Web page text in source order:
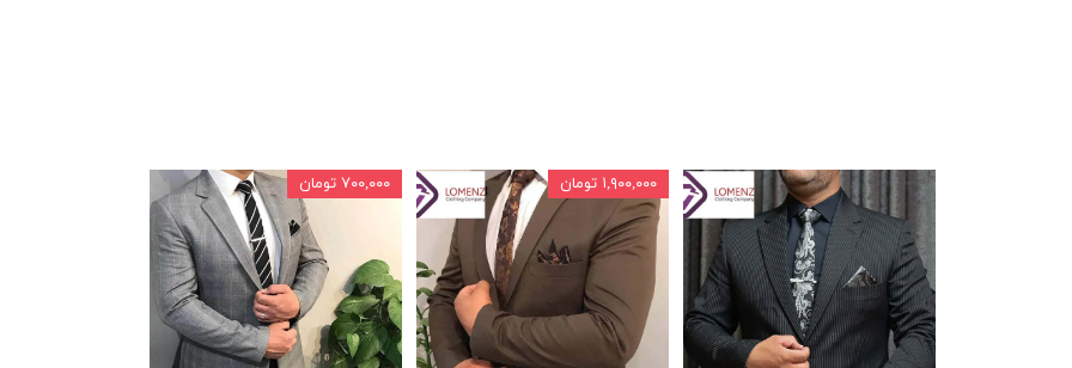
۷۰۰,۰۰۰ تومان ۱,۹۰۰,۰۰۰ تومان